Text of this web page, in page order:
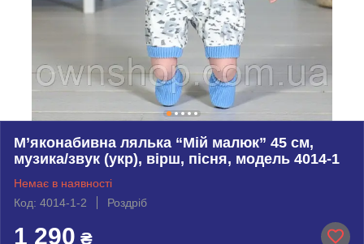
М’яконабивна лялька “Мій малюк” 45 см,
музика/звук (укр), вірш, пісня, модель 4014-1
Немає в наявності
Код: 4014-1-2
Роздріб
1 290 ₴